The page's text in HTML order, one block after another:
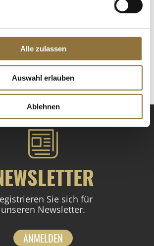
Alle zulassen
Auswahl erlauben
Ablehnen
Sie sich für
unseren Newsletter.
ANMELDEN